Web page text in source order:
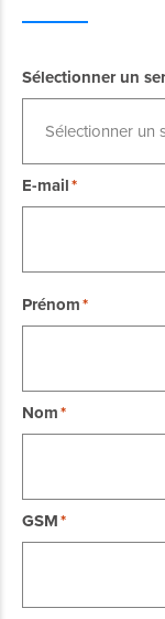
Sélectionner un
Sélectionner un
E-mail
Prénom
Nom
GSM